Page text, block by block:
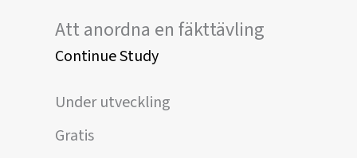
Att anordna en fäkttävling
Continue Study
Under utveckling
Gratis